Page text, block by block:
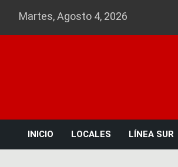
Martes, Agosto 4, 2026
INICIO LOCALES LÍNEA SUR